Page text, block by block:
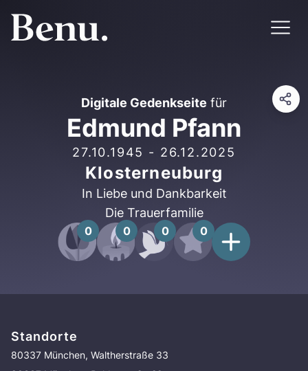
Digitale Gedenkseite für
Edmund Pfann
27.10.1945 - 26.12.2025
Klosterneuburg
In Liebe und Dankbarkeit
Die Trauerfamilie
0 0 0 0
Standorte
80337 München, Waltherstraße 33